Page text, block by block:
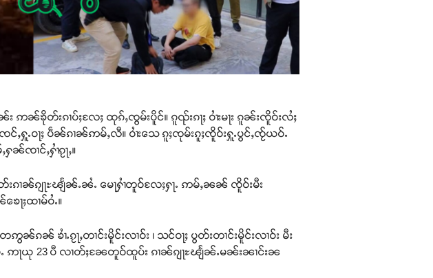
း ဢၼ်ၶိုတ်းၵၢပ်ႈလႄႈ ထုၵ်ႇၸွမ်းပိူင်။ ၵူၺ်းၵႃႈ ဝၢႆးမႃး ၵူၼ်းၸိူဝ်းလႆႈ
ႇႁူႉဝႃႈ ပဵၼ်ၵၢၼ်ဢမ်ႇလီ။ ဝၢႆးသေ ၵူႈၸုမ်းၵူႈၸိူဝ်းႁူႉပွင်ႇၸႂ်ယဝ်ႉ
ၸၢင်ႇႁၢႆၵႂႃႇ။
းၵၢၼ်ၵျႃႊၽျႅၼ်ႉၼႆႉ မေႃႁၢႆတူဝ်လႄႈႁႃႉ ဢမ်ႇၼၼ် ၸိူဝ်းမီး
ႃႈထၢမ်ဝႆႉ။
ၶၢႆႉၵႂႃႇတၢင်းမိူင်းလၢဝ်း ၊ သင်ဝႃႈ ပွတ်းတၢင်းမိူင်းလၢဝ်း မီး
ဢႃယု 23 ပီ လၢတ်ႈၼႄတူဝ်ထူပ်း ၵၢၼ်ၵျႃႊၽျႅၼ်ႉမၼ်းၼၢင်းၼ